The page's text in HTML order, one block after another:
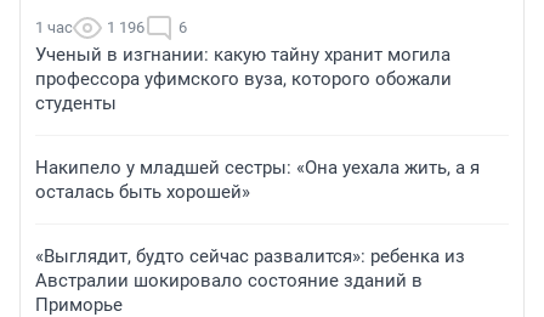
1 час 1 196 6
Ученый в изгнании: какую тайну хранит могила
профессора уфимского вуза, которого обожали
студенты
Накипело у младшей сестры: «Она уехала жить, а я
осталась быть хорошей»
«Выглядит, будто сейчас развалится»: ребенка из
Австралии шокировало состояние зданий в
Приморье